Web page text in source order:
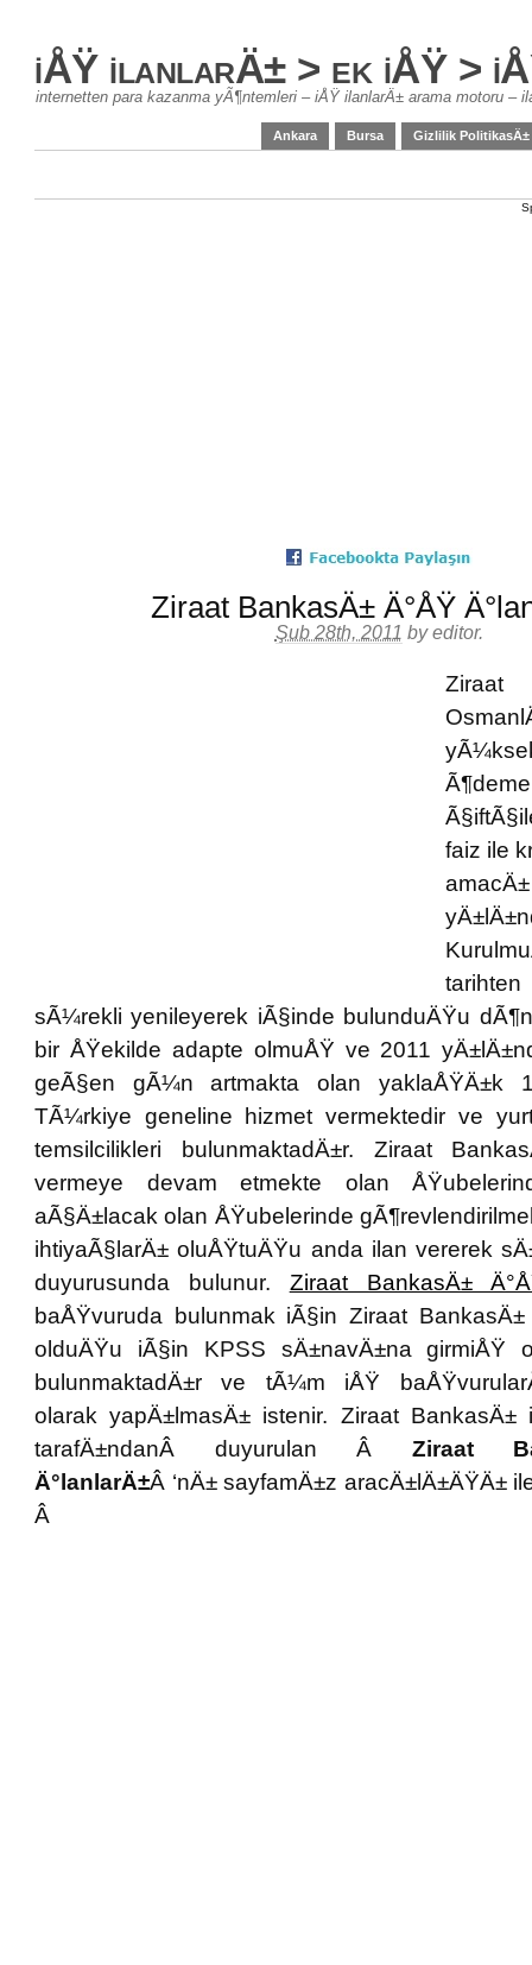
iÅŸ ilanlarÄ± > ek iÅŸ >
internetten para kazanma yÃ¶ntemleri – iÅŸ ilanlarÄ± arama motoru –
Ankara Bursa Gizlilik PolitikasÄ±
Ziraat BankasÄ± Ä°ÅŸ
Şub 28th, 2011 byeditor.
faiz ile
sÃ¼rekli yenileyerek iÃ§inde bulunduÄŸu
bir ÅŸekilde adapte olmuÅŸ ve 2011
geÃ§en gÃ¼n artmakta olan yaklaÅŸÄ±k
TÃ¼rkiye geneline hizmet vermektedir ve
temsilcilikleri bulunmaktadÄ±r. Ziraat
vermeye devam etmekte olan
aÃ§Ä±lacak olan ÅŸubelerinde
ihtiyaÃ§larÄ± oluÅŸtuÄŸu anda ilan vererek
duyurusunda bulunur. Ziraat BankasÄ±
baÅŸvuruda bulunmak iÃ§in Ziraat
olduÄŸu iÃ§in KPSS sÄ±navÄ±na girmiÅŸ
bulunmaktadÄ±r ve tÃ¼m iÅŸ
olarak yapÄ±lmasÄ± istenir. Ziraat BankasÄ±
tarafÄ±ndanÂ duyurulan Â Ziraat
Ä°lanlarÄ±Â ‘nÄ± sayfamÄ±z aracÄ±lÄ±ÄŸÄ±
Â